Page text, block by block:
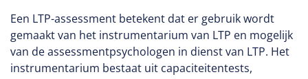
Een LTP-assessment betekent dat er gebruik wordt
gemaakt van het instrumentarium van LTP en mogelijk
van de assessmentpsychologen in dienst van LTP. Het
instrumentarium bestaat uit capaciteitentests,